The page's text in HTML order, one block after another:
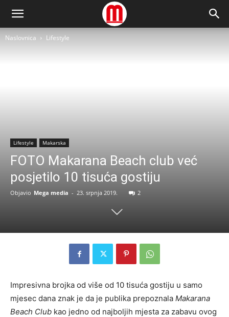
Naslovnica Lifestyle
Lifestyle Makarska
FOTO Makarana Beach club već
posjetilo 10 tisuća gostiju
Objavio Mega media - 23. srpnja 2019. 2
Impresivna brojka od više od 10 tisuća gostiju u samo
mjesec dana znak je da je publika prepoznala Makarana
Beach Club kao jedno od najboljih mjesta za zabavu ovog